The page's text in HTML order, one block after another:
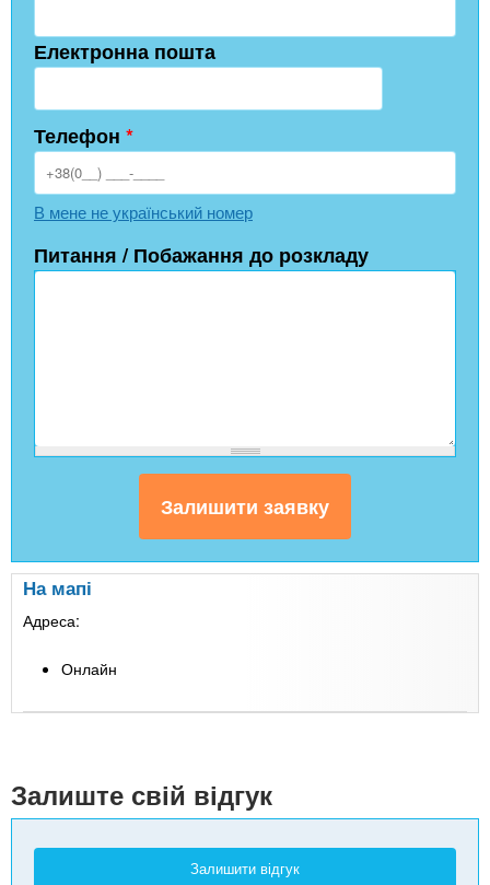
Електронна пошта
Телефон *
В мене не український номер
Питання / Побажання до розкладу
На мапі
Адреса:
Онлайн
Залиште свій відгук
Залишити відгук